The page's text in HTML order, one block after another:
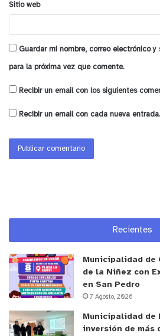
problema. Así lo indicó el
Finalmente, la Municipalidad
llamado a las vecinas y
reforzar el cuidado de sus
arreglos correspondientes
Sitio web
Guardar mi nombre, correo electrónico
para la próxima vez que comente.
Recibir un email con los siguientes
Recibir un email con cada nueva entrada.
Recientes
Municipalidad
de la Niñez con
en San Pedro
7 Agosto, 2026
Municipalidad de
inversión de más